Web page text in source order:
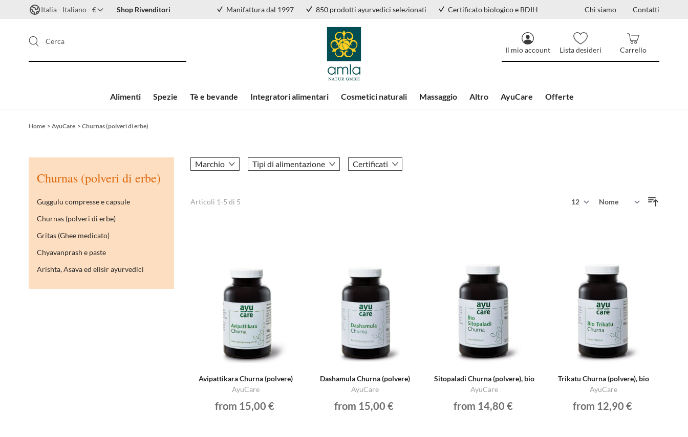
Italia - Italiano - € Shop Rivenditori Manifattura dal 1997 850 prodotti ayurvedici selezionati Certificato biologico e BDIH Chi siamo Contatti
Alimenti Spezie Tè e bevande Integratori alimentari Cosmetici naturali Massaggio Altro AyuCare Offerte
Il mio account Lista desideri
Cerca
Carrello
Home > AyuCare > Churnas (polveri di erbe)
Churnas (polveri di erbe)
Guggulu compresse e capsule
Churnas (polveri di erbe)
Gritas (Ghee medicato)
Chyavanprash e paste
Arishta, Asava ed elisir ayurvedici
Marchio Tipi di alimentazione Certificati
Articoli 1-5 di 5
Ordina per
Avipattikara Churna (polvere)
AyuCare
from 15,00 €
Dashamula Churna (polvere)
AyuCare
from 15,00 €
Sitopaladi Churna (polvere), bio
AyuCare
from 14,80 €
Trikatu Churna (polvere), bio
AyuCare
from 12,90 €